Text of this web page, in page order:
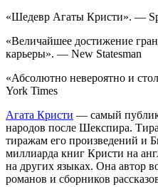
«Шедевр Агаты Кристи». —
«Величайшее достижение
карьеры». — New Statesman
«Абсолютно невероятно и
York Times
Агата Кристи — самый
народов после Шекспира.
тиражам его произведений и
миллиарда книг Кристи на
на других языках. Она автор
романов и сборников